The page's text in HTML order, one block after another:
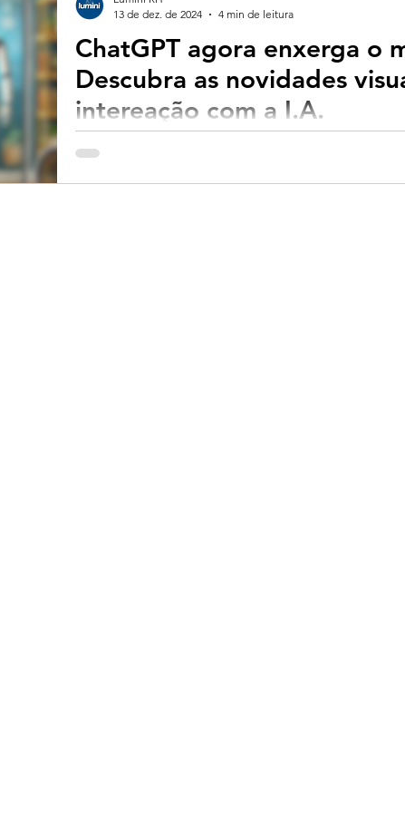
ChatGPT agora enxerga o
Descubra as novidades
intereação com a I.A.
A tecnologia de inteligência artificial deu um
capacidade...
13 de dez. de 2024
4 min de leitura